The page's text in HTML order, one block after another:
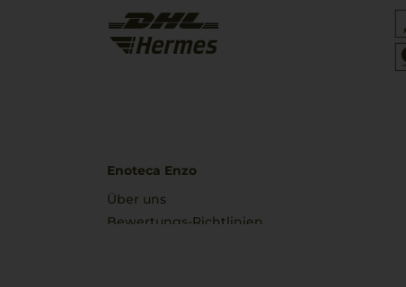
Enoteca Enzo
Über uns
Bewertungs-Richtlinien